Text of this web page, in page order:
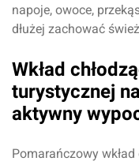
napoje, owoce,
dłużej zachować
Wkład
turystycznej
aktywny
Pomarańczowy